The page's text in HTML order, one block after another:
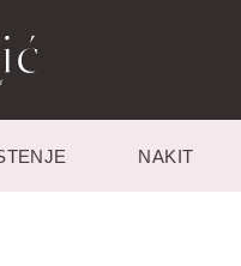
NAKIT